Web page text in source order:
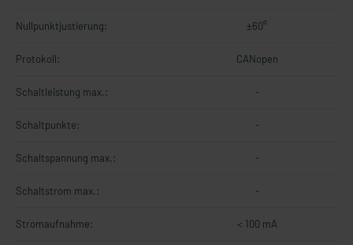
Nullpunktjustierung: ±60°
Protokoll: CANopen
Schaltleistung max.: -
Schaltpunkte: -
Schaltspannung max.: -
Schaltstrom max.: -
Stromaufnahme: < 100 mA